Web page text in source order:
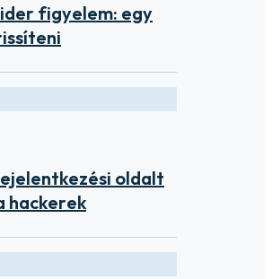
figyelem: egy
oldalt
hackerek